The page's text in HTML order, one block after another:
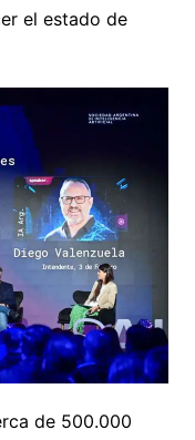
el estado de
de 500.000